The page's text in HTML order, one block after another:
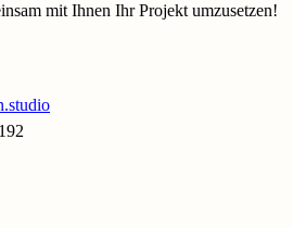
mit Ihnen Ihr Projekt umzusetzen!